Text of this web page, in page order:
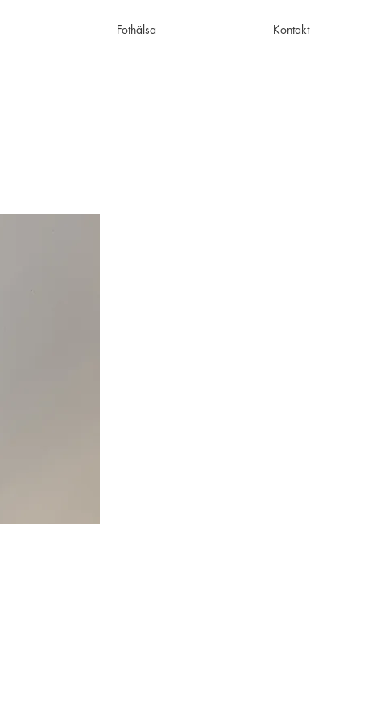
Fothälsa Kontakt